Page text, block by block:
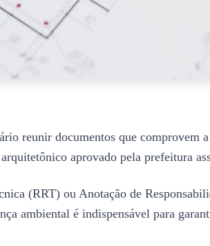
reunir documentos que
aprovado pela prefeitura
(RRT) ou Anotação de
ambiental é indispensável para